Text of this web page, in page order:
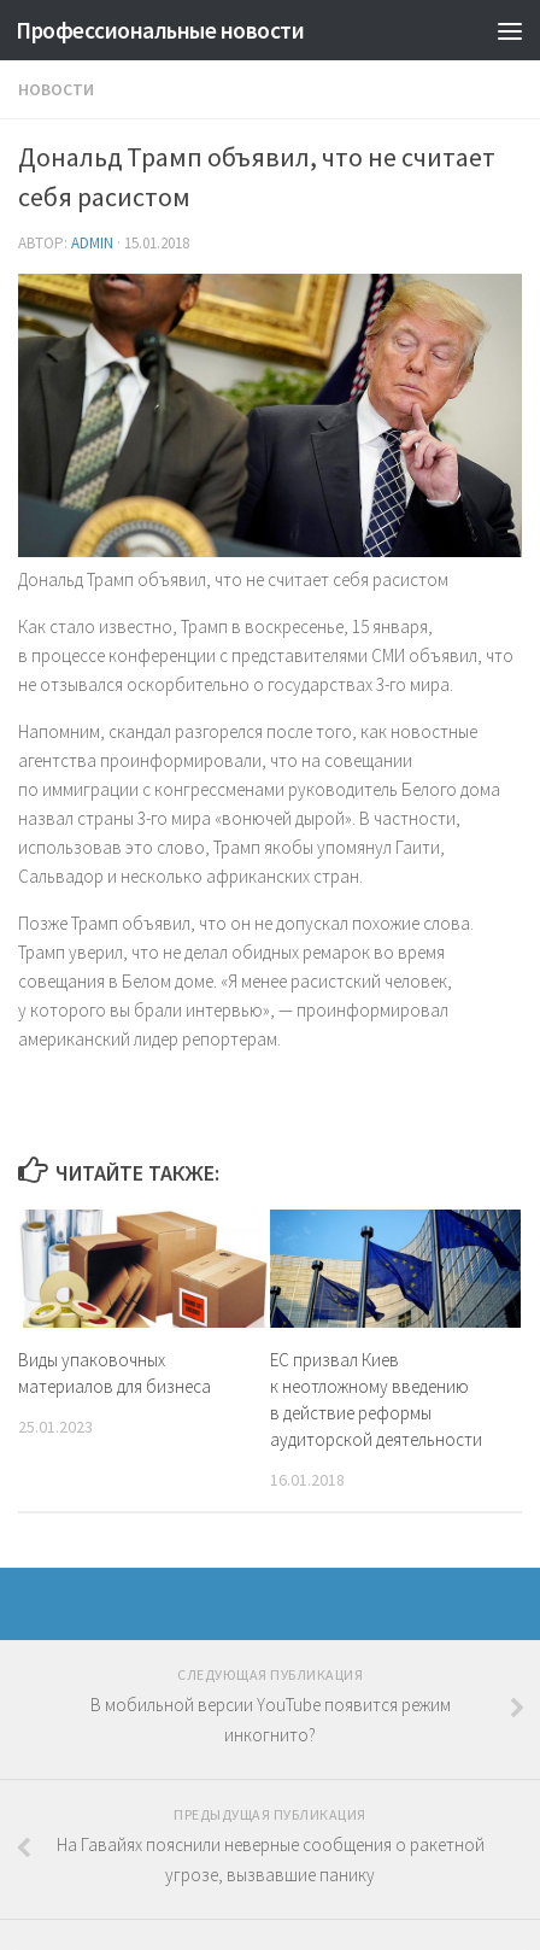
Профессиональные новости
НОВОСТИ
Дональд Трамп объявил, что не считает
себя расистом
АВТОР: ADMIN · 15.01.2018
Дональд Трамп объявил, что не считает себя расистом
Как стало известно, Трамп в воскресенье, 15 января,
в процессе конференции с представителями СМИ объявил, что
не отзывался оскорбительно о государствах 3-го мира.
Напомним, скандал разгорелся после того, как новостные
агентства проинформировали, что на совещании
по иммиграции с конгрессменами руководитель Белого дома
назвал страны 3-го мира «вонючей дырой». В частности,
использовав это слово, Трамп якобы упомянул Гаити,
Сальвадор и несколько африканских стран.
Позже Трамп объявил, что он не допускал похожие слова.
Трамп уверил, что не делал обидных ремарок во время
совещания в Белом доме. «Я менее расистский человек,
у которого вы брали интервью», — проинформировал
американский лидер репортерам.
ЧИТАЙТЕ ТАКЖЕ:
Виды упаковочных
материалов для бизнеса
25.01.2023
EC призвал Киев
к неотложному введению
в действие реформы
аудиторской деятельности
16.01.2018
СЛЕДУЮЩАЯ ПУБЛИКАЦИЯ
В мобильной версии YouTube появится режим
инкогнито?
ПРЕДЫДУЩАЯ ПУБЛИКАЦИЯ
На Гавайях пояснили неверные сообщения о ракетной
угрозе, вызвавшие панику